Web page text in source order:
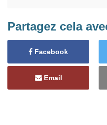
Partagez cela
Facebook
Email